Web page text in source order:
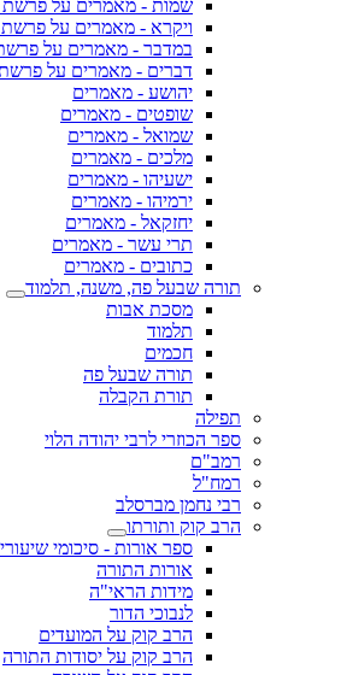
שמות - מאמרים על פרשת
ויקרא - מאמרים על
במדבר - מאמרים על
דברים - מאמרים על
יהושע - מאמרים
שופטים - מאמרים
שמואל - מאמרים
מלכים - מאמרים
ישעיהו - מאמרים
ירמיהו - מאמרים
יחזקאל - מאמרים
תרי עשר - מאמרים
כתובים - מאמרים
תורה שבעל פה, משנה, תלמוד
מסכת אבות
תלמוד
חכמים
תורה שבעל פה
תורת הקבלה
תפילה
ספר הכוזרי לרבי יהודה הלוי
רמב"ם
רמח"ל
רבי נחמן מברסלב
הרב קוק ותורתו
ספר אורות - סיכומי
אורות התורה
מידות הראי"ה
לנבוכי הדור
הרב קוק על המועדים
הרב קוק על יסודות התורה